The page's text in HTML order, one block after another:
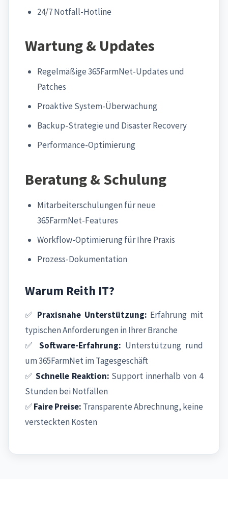
24/7 Notfall-Hotline
Wartung & Updates
Regelmäßige 365FarmNet-Updates und
Patches
Proaktive System-Überwachung
Backup-Strategie und Disaster Recovery
Performance-Optimierung
Beratung & Schulung
Mitarbeiterschulungen für neue
365FarmNet-Features
Workflow-Optimierung für Ihre Praxis
Prozess-Dokumentation
Warum Reith IT?
✅ Praxisnahe Unterstützung: Erfahrung mit
typischen Anforderungen in Ihrer Branche
✅ Software-Erfahrung: Unterstützung rund
um 365FarmNet im Tagesgeschäft
✅ Schnelle Reaktion: Support innerhalb von 4
Stunden bei Notfällen
✅Faire Preise: Transparente Abrechnung, keine
versteckten Kosten